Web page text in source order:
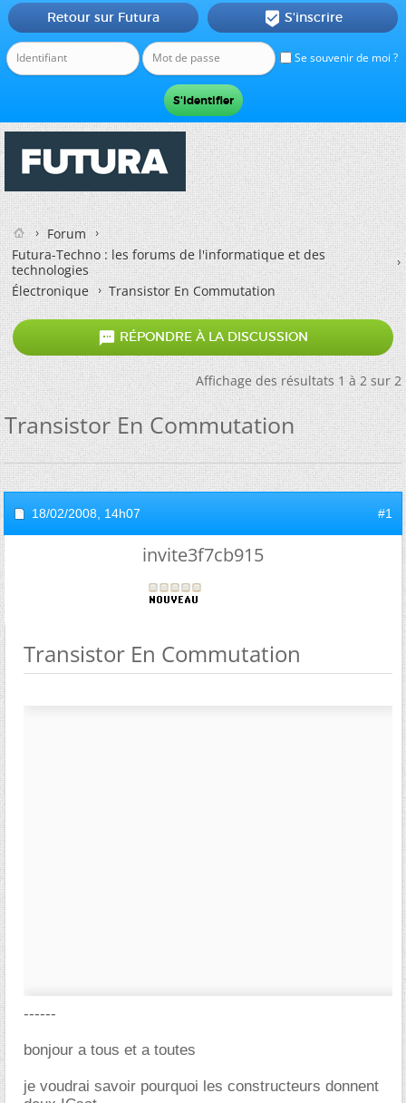
Se souvenir de moi ?
Retour sur Futura  S'inscrire
Forum
Futura-Techno : les forums de l'informatique et des
technologies
Électronique
Transistor En Commutation
 RÉPONDRE À LA DISCUSSION
Affichage des résultats 1 à 2 sur 2
Transistor En Commutation
18/02/2008, 14h07 #1
invite3f7cb915
Transistor En Commutation
------
bonjour a tous et a toutes
je voudrai savoir pourquoi les constructeurs donnent